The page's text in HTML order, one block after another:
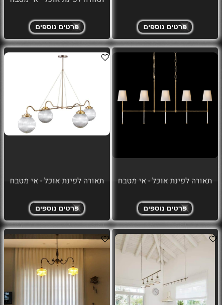
פרטים נוספים פרטים נוספים
תאורה לפינת אוכל - אי מטבח
פרטים נוספים
תאורה לפינת אוכל - אי מטבח
פרטים נוספים